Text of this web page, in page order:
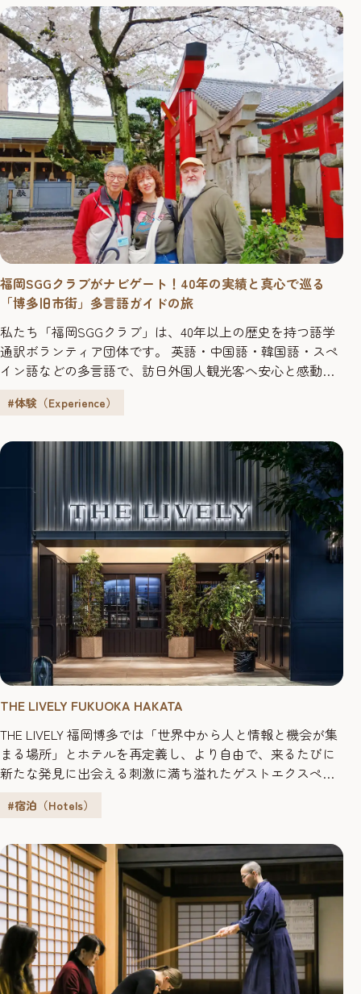
福岡SGGクラブがナビゲート！40年の実績と真心で巡る
「博多旧市街」多言語ガイドの旅
私たち「福岡SGGクラブ」は、40年以上の歴史を持つ語学
通訳ボランティア団体です。 英語・中国語・韓国語・スペ
イン語などの多言語で、訪日外国人観光客へ安心と感動を
中でも、特に豊かな歴史と活気に満ちた文化を深く体験で
旅行者から最も愛されている一番人気の代表ルートです。
経験豊かなガイド陣が、...
#体験（Experience）
THE LIVELY FUKUOKA HAKATA
THE LIVELY 福岡博多では「世界中から人と情報と機会が集
まる場所」とホテルを再定義し、より自由で、来るたびに
新たな発見に出会える刺激に満ち溢れたゲストエクスペリ
岡の文化に触れていただける機会を提供したいという想い
「Sound Sake Stand（サウンド サケ スタンド）...
#宿泊（Hotels）